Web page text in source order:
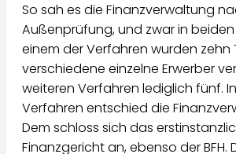
So sah es die Finanzverwaltung
Außenprüfung, und zwar in beiden
einem der Verfahren wurden zehn
verschiedene einzelne Erwerber
weiteren Verfahren lediglich fünf.
Verfahren entschied die
Dem schloss sich das
Finanzgericht an, ebenso der BFH.